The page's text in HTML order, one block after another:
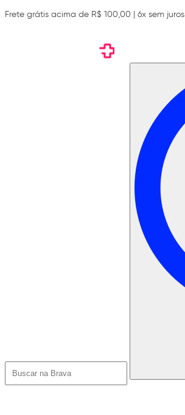
Frete grátis acima de R$ 100,00 | 6x sem juros